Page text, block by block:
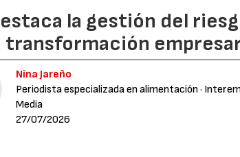
la gestión del
transformación
Nina Jareño
Periodista especializada en alimentación ·
Media
27/07/2026